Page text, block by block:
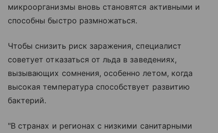
микроорганизмы вновь становятся активными и
способны быстро размножаться.
Чтобы снизить риск заражения, специалист
советует отказаться от льда в заведениях,
вызывающих сомнения, особенно летом, когда
высокая температура способствует развитию
бактерий.
"В странах и регионах с низкими санитарными